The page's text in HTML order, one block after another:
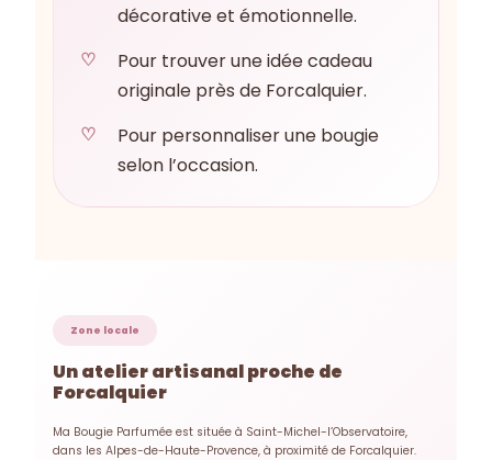
décorative et émotionnelle.
Pour trouver une idée cadeau
originale près de Forcalquier.
Pour personnaliser une bougie
selon l’occasion.
Zone locale
Un atelier artisanal proche de
Forcalquier
Ma Bougie Parfumée est située à Saint-Michel-l’Observatoire,
dans les Alpes-de-Haute-Provence, à proximité de Forcalquier.